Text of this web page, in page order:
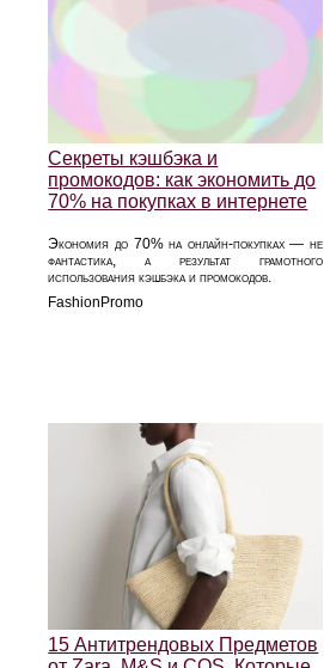
Секреты кэшбэка и
промокодов: как экономить до
70% на покупках в интернете
Экономия до 70% на онлайн-покупках — не
фантастика, а результат грамотного
использования кэшбэка и промокодов.
FashionPromo
15 Антитрендовых Предметов